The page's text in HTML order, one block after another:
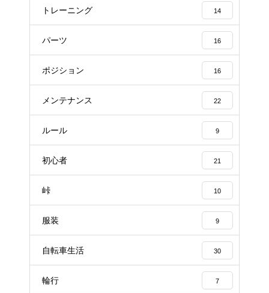
トレーニング 14
パーツ 16
ポジション 16
メンテナンス 22
ルール 9
初心者 21
峠 10
服装 9
自転車生活 30
輪行 7